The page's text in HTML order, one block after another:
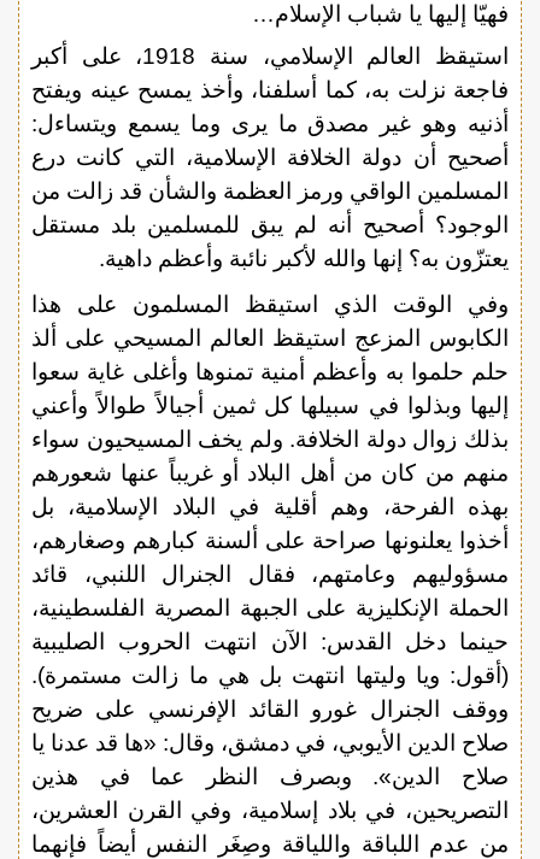
فهيّا إليها يا شباب الإسلام…
استيقظ العالم الإسلامي، سنة 1918، على أكبر
فاجعة نزلت به، كما أسلفنا، وأخذ يمسح عينه ويفتح
أذنيه وهو غير مصدق ما يرى وما يسمع ويتساءل:
أصحيح أن دولة الخلافة الإسلامية، التي كانت درع
المسلمين الواقي ورمز العظمة والشأن قد زالت من
الوجود؟ أصحيح أنه لم يبق للمسلمين بلد مستقل
يعتزّون به؟ إنها والله لأكبر نائبة وأعظم داهية.
وفي الوقت الذي استيقظ المسلمون على هذا
الكابوس المزعج استيقظ العالم المسيحي على ألذ
حلم حلموا به وأعظم أمنية تمنوها وأغلى غاية سعوا
إليها وبذلوا في سبيلها كل ثمين أجيالاً طوالاً وأعني
بذلك زوال دولة الخلافة. ولم يخف المسيحيون سواء
منهم من كان من أهل البلاد أو غريباً عنها شعورهم
بهذه الفرحة، وهم أقلية في البلاد الإسلامية، بل
أخذوا يعلنونها صراحة على ألسنة كبارهم وصغارهم،
مسؤوليهم وعامتهم، فقال الجنرال اللنبي، قائد
الحملة الإنكليزية على الجبهة المصرية الفلسطينية،
حينما دخل القدس: الآن انتهت الحروب الصليبية
(أقول: ويا وليتها انتهت بل هي ما زالت مستمرة).
ووقف الجنرال غورو القائد الإفرنسي على ضريح
صلاح الدين الأيوبي، في دمشق، وقال: «ها قد عدنا يا
صلاح الدين». وبصرف النظر عما في هذين
التصريحين، في بلاد إسلامية، وفي القرن العشرين،
من عدم اللباقة واللياقة وصِغَر النفس أيضاً فإنهما